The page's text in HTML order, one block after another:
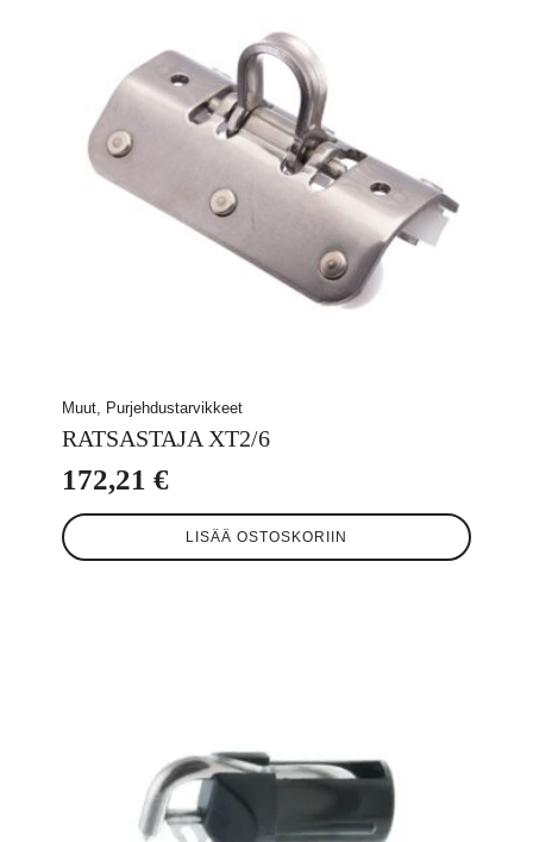
Muut, Purjehdustarvikkeet
RATSASTAJA XT2/6
172,21 €
LISÄÄ OSTOSKORIIN